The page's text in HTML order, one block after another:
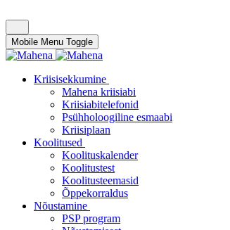
Mobile Menu Toggle
Kriisisekkumine
Mahena kriisiabi
Kriisiabitelefonid
Psühholoogiline esmaabi
Kriisiplaan
Koolitused
Koolituskalender
Koolitustest
Koolitusteemasid
Õppekorraldus
Nõustamine
PSP program